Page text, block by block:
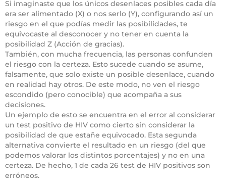
Si imaginaste que los únicos desenlaces posibles cada día
era ser alimentado (X) o nos serlo (Y), configurando así un
riesgo en el que podías medir las posibilidades, te
equivocaste al desconocer y no tener en cuenta la
posibilidad Z (Acción de gracias).
También, con mucha frecuencia, las personas confunden
el riesgo con la certeza. Esto sucede cuando se asume,
falsamente, que solo existe un posible desenlace, cuando
en realidad hay otros. De este modo, no ven el riesgo
escondido (pero conocible) que acompaña a sus
decisiones.
Un ejemplo de esto se encuentra en el error al considerar
un test positivo de HIV como cierto sin considerar la
posibilidad de que estañe equivocado. Esta segunda
alternativa convierte el resultado en un riesgo (del que
podemos valorar los distintos porcentajes) y no en una
certeza. De hecho, 1 de cada 26 test de HIV positivos son
erróneos.